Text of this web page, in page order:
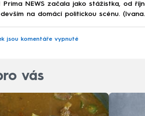
Prima NEWS začala jako stážistka, od
na domácí politickou scénu.
jsou komentáře vypnuté
vás